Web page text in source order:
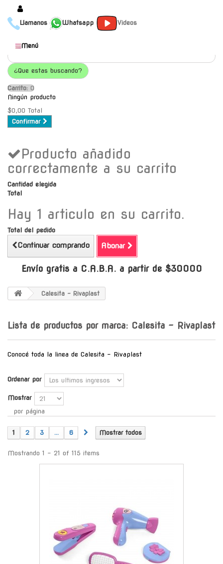
Llamanos Whatsapp Videos
Productos
Populares
Categorías
Marcas
Mayoristas
Contacto
Envío gratis a C.A.B.A. a
partir de $30000
Menú
¿Que estas buscando?
Carrito: O
Ningún producto
$0,00 Total
Confirmar
Producto añadido
correctamente a su carrito
Cantidad elegida
Total
Hay 1 articulo en su carrito.
Total del pedido
Continuar comprando Abonar
Envío gratis a C.A.B.A. a partir de $30000
Calesita - Rivaplast
Lista de productos por marca: Calesita - Rivaplast
Conocé toda la linea de Calesita - Rivaplast
Ordenar por
Mostrar
por página
Mostrar todos
1 2 3 ... 6
Mostrando 1 - 21 of 115 items